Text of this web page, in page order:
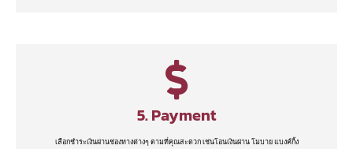
5. Payment
เลือกชำระเงินผ่านช่องทางต่างๆ ตามที่คุณสะดวก เช่นโอนเงินผ่าน โมบาย แบงค์กิ้ง